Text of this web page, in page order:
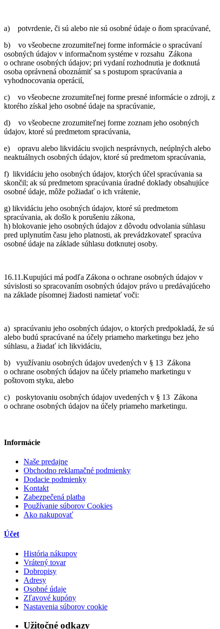
a) potvrdenie, či sú alebo nie sú osobné údaje o ňom spracúvané,
b) vo všeobecne zrozumiteľnej forme informácie o spracúvaní
osobných údajov v informačnom systéme v rozsahu Zákona
o ochrane osobných údajov; pri vydaní rozhodnutia je dotknutá
osoba oprávnená oboznámiť sa s postupom spracúvania a
vyhodnocovania operácií,
c) vo všeobecne zrozumiteľnej forme presné informácie o zdroji, z
ktorého získal jeho osobné údaje na spracúvanie,
d) vo všeobecne zrozumiteľnej forme zoznam jeho osobných
údajov, ktoré sú predmetom spracúvania,
e) opravu alebo likvidáciu svojich nesprávnych, neúplných alebo
neaktuálnych osobných údajov, ktoré sú predmetom spracúvania,
f) likvidáciu jeho osobných údajov, ktorých účel spracúvania sa
skončil; ak sú predmetom spracúvania úradné doklady obsahujúce
osobné údaje, môže požiadať o ich vrátenie,
g) likvidáciu jeho osobných údajov, ktoré sú predmetom
spracúvania, ak došlo k porušeniu zákona,
h) blokovanie jeho osobných údajov z dôvodu odvolania súhlasu
pred uplynutím času jeho platnosti, ak prevádzkovateľ spracúva
osobné údaje na základe súhlasu dotknutej osoby.
16.11.Kupujúci má podľa Zákona o ochrane osobných údajov v
súvislosti so spracovaním osobných údajov právo u predávajúceho
na základe písomnej žiadosti namietať voči:
a) spracúvaniu jeho osobných údajov, o ktorých predpokladá, že sú
alebo budú spracúvané na účely priameho marketingu bez jeho
súhlasu, a žiadať ich likvidáciu,
b) využívaniu osobných údajov uvedených v § 13 Zákona
o ochrane osobných údajov na účely priameho marketingu v
poštovom styku, alebo
c) poskytovaniu osobných údajov uvedených v § 13 Zákona
o ochrane osobných údajov na účely priameho marketingu.
Informácie
Naše predajne
Obchodno reklamačné podmienky
Dodacie podmienky
Kontakt
Zabezpečená platba
Používanie súborov Cookies
Ako nakupovať
Účet
História nákupov
Vrátený tovar
Dobropisy
Adresy
Osobné údaje
Zľavové kupóny
Nastavenia súborov cookie
Užitočné odkazy